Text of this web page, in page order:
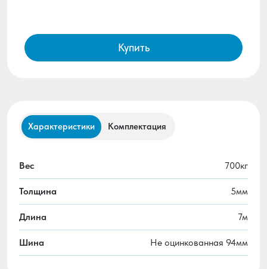
Купить
Характеристики Комплектация
Вес 700кг
Толщина 5мм
Длина 7м
Шина Не оцинкованная 94мм